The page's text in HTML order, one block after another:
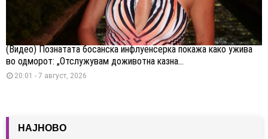
(Видео) Познатата босанска инфлуенсерка покажа како ужива
во одморот: „Отслужувам доживотна казна...
20:01 - 7 август, 2026
НАЈНОВО